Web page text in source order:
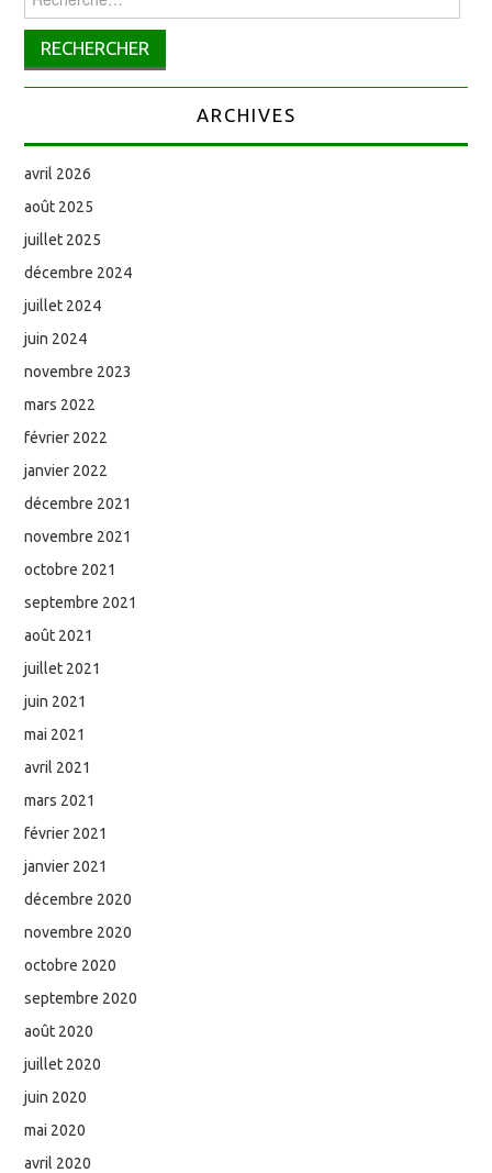
ARCHIVES
avril 2026
août 2025
juillet 2025
décembre 2024
juillet 2024
juin 2024
novembre 2023
mars 2022
février 2022
janvier 2022
décembre 2021
novembre 2021
octobre 2021
septembre 2021
août 2021
juillet 2021
juin 2021
mai 2021
avril 2021
mars 2021
février 2021
janvier 2021
décembre 2020
novembre 2020
octobre 2020
septembre 2020
août 2020
juillet 2020
juin 2020
mai 2020
avril 2020